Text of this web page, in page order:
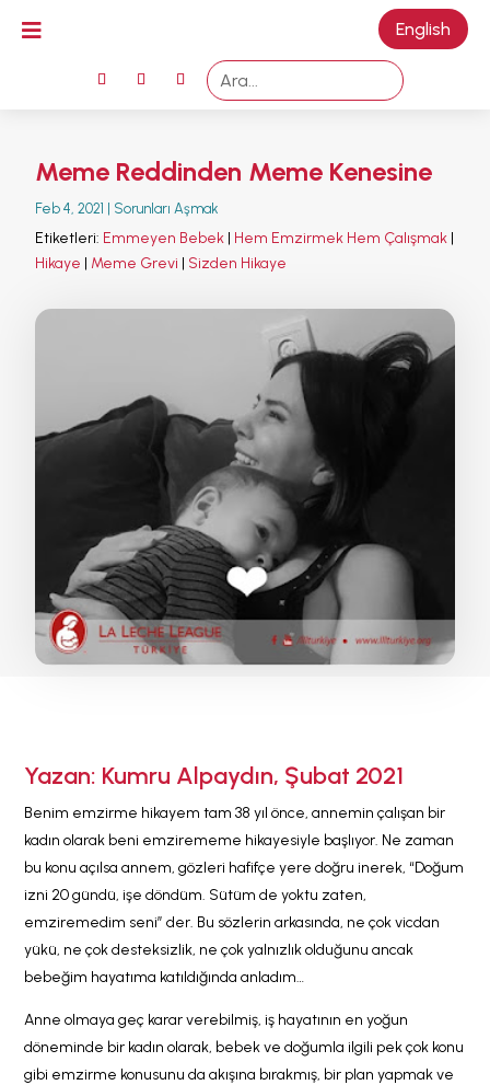
 English
M
Meme Reddinden Meme Kenesine
Feb 4, 2021 Sorunları Aşmak
Etiketleri: Emmeyen Bebek | Hem Emzirmek Hem Çalışmak |
Hikaye | Meme Grevi | Sizden Hikaye
Yazan: Kumru Alpaydın, Şubat 2021
Benim emzirme hikayem tam 38 yıl önce, annemin çalışan bir
kadın olarak beni emzirememe hikayesiyle başlıyor. Ne zaman
bu konu açılsa annem, gözleri hafifçe yere doğru inerek, “Doğum
izni 20 gündü, işe döndüm. Sütüm de yoktu zaten,
emziremedim seni” der. Bu sözlerin arkasında, ne çok vicdan
yükü, ne çok desteksizlik, ne çok yalnızlık olduğunu ancak
bebeğim hayatıma katıldığında anladım…
Anne olmaya geç karar verebilmiş, iş hayatının en yoğun
döneminde bir kadın olarak, bebek ve doğumla ilgili pek çok konu
gibi emzirme konusunu da akışına bırakmış, bir plan yapmak ve